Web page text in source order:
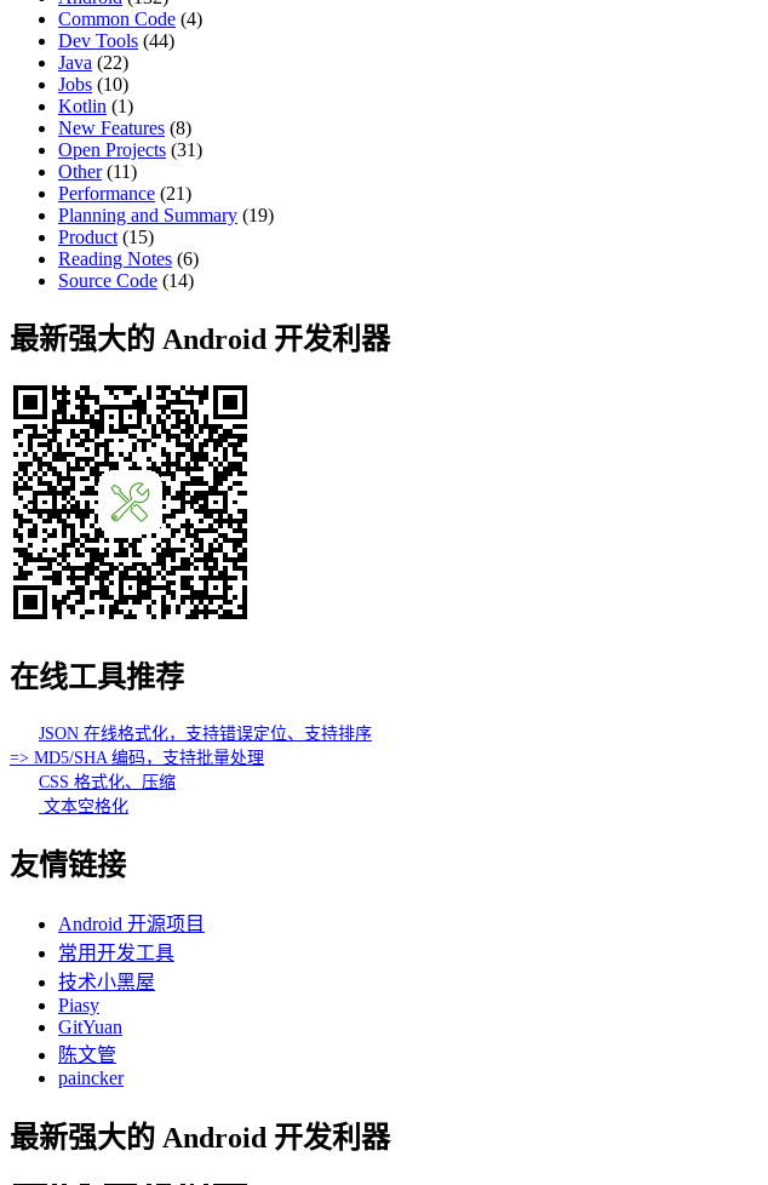
Common Code (4)
Dev Tools (44)
Java (22)
Jobs (10)
Kotlin (1)
New Features (8)
Open Projects (31)
Other(11)
Performance (21)
Planning and Summary (19)
Product (15)
Reading Notes (6)
Source Code (14)
最新强大的 Android 开发利器
在线工具推荐
JSON 在线格式化，支持错误定位、支持排序
=> MD5/SHA 编码，支持批量处理
CSS 格式化、压缩
文本空格化
友情链接
Android 开源项目
常用开发工具
技术小黑屋
Piasy
GitYuan
陈文管
paincker
最新强大的 Android 开发利器